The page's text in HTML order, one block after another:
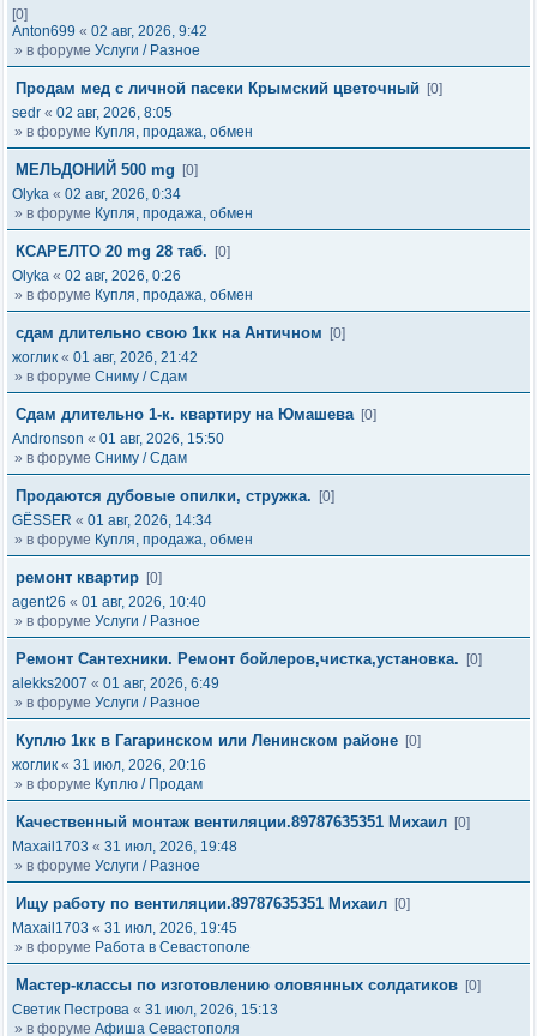
[0]
Anton699 « 02 авг, 2026, 9:42
» в форуме Услуги / Разное
Продам мед с личной пасеки Крымский цветочный
[0]
sedr « 02 авг, 2026, 8:05
» в форуме Купля, продажа, обмен
МЕЛЬДОНИЙ 500 mg
[0]
Olyka « 02 авг, 2026, 0:34
» в форуме Купля, продажа, обмен
КСАРЕЛТО 20 mg 28 таб.
[0]
Olyka « 02 авг, 2026, 0:26
» в форуме Купля, продажа, обмен
сдам длительно свою 1кк на Античном
[0]
жоглик « 01 авг, 2026, 21:42
» в форуме Сниму / Сдам
Сдам длительно 1-к. квартиру на Юмашева [0]
Andronson « 01 авг, 2026, 15:50
» в форуме Сниму / Сдам
Продаются дубовые опилки, стружка.
[0]
GЁSSER « 01 авг, 2026, 14:34
» в форуме Купля, продажа, обмен
ремонт квартир [0]
agent26 « 01 авг, 2026, 10:40
» в форуме Услуги / Разное
Ремонт Сантехники. Ремонт бойлеров,чистка,установка.
[0]
alekks2007 « 01 авг, 2026, 6:49
» в форуме Услуги / Разное
Куплю 1кк в Гагаринском или Ленинском районе [0]
жоглик « 31 июл, 2026, 20:16
» в форуме Куплю / Продам
Качественный монтаж вентиляции.89787635351 Михаил [0]
Maxail1703 « 31 июл, 2026, 19:48
» в форуме Услуги / Разное
Ищу работу по вентиляции.89787635351 Михаил [0]
Maxail1703 « 31 июл, 2026, 19:45
» в форуме Работа в Севастополе
Мастер-классы по изготовлению оловянных солдатиков [0]
Светик Пестрова « 31 июл, 2026, 15:13
» в форуме Афиша Севастополя